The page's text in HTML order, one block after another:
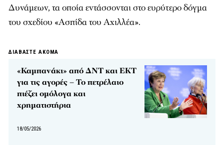
Δυνάμεων, τα οποία εντάσσονται στο ευρύτερο δόγμα
του σχεδίου «Ασπίδα του Αχιλλέα».
ΔΙΑΒΑΣΤΕ ΑΚΟΜΑ
«Καμπανάκι» από ΔΝΤ και ΕΚΤ
για τις αγορές – Το πετρέλαιο
πιέζει ομόλογα και
χρηματιστήρια
18/05/2026